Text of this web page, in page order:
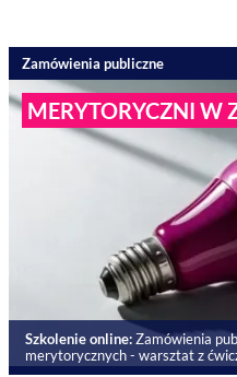
Zamówienia publiczne
MERYTORYCZNI W
Szkolenie online:Zamówienia
merytorycznych - warsztat z
AI